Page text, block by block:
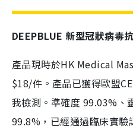
DEEPBLUE 新型冠狀病毒
產品現時於HK Medical
$18/件。產品已獲得歐盟
我檢測。準確度 99.03%、
99.8%，已經通過臨床實驗